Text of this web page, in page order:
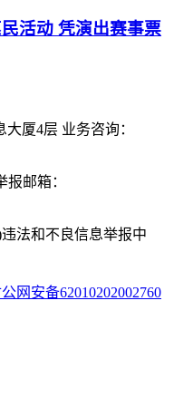
活动 凭演出赛事票
厦4层 业务咨询：
报邮箱：
法和不良信息举报中
网安备62010202002760